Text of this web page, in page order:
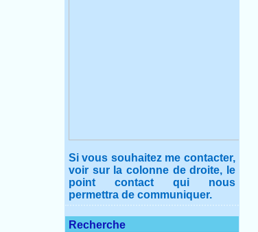
Si vous souhaitez me contacter,
voir sur la colonne de droite, le
point contact qui nous
permettra de communiquer.
Recherche